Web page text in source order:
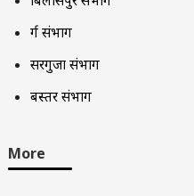
दुर्ग संभाग
सरगुजा संभाग
बस्तर संभाग
More